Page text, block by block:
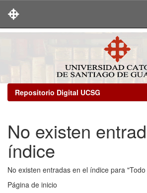
Repositorio Digital UCSG
No existen
índice
No existen entradas en el índice para
Página de inicio